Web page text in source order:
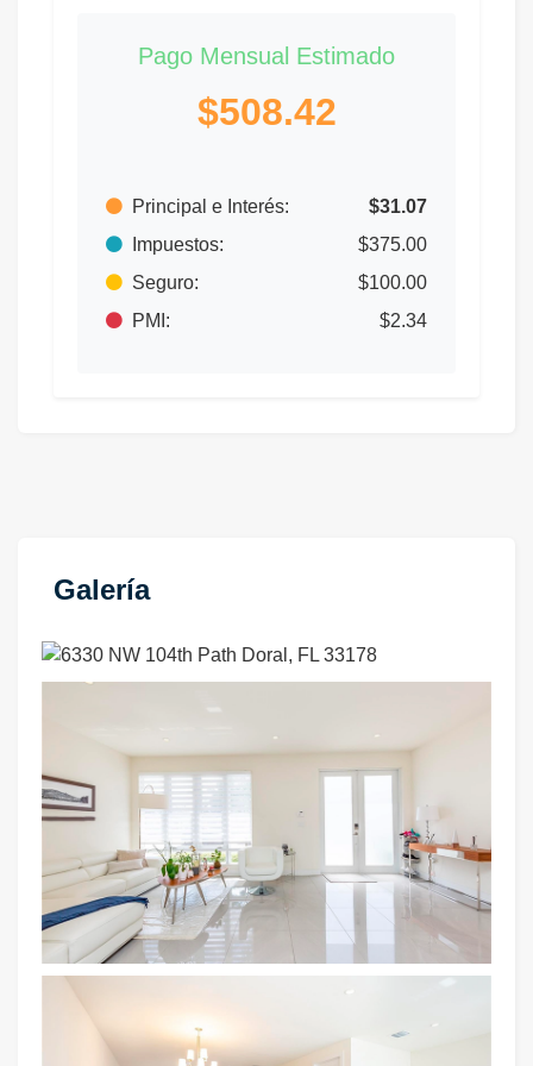
Pago Mensual Estimado
$508.42
Principal e Interés:
$31.07
Impuestos:
$375.00
Seguro:
$100.00
PMI:
$2.34
Galería